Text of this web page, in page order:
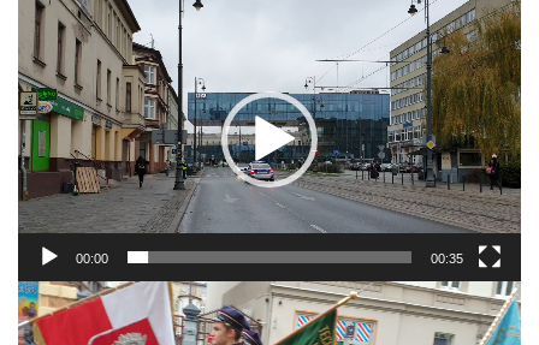
Odtwarzacz
video
00:00 00:35
Odtwarzacz
video